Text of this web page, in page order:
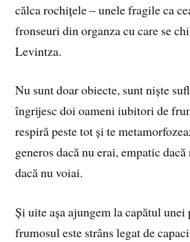
călca rochițele – unele fragile ca
fronseuri din organza cu care se
Levintza.
Nu sunt doar obiecte, sunt niște
îngrijesc doi oameni iubitori de
respiră peste tot și te
generos dacă nu erai, empatic
dacă nu voiai.
Și uite așa ajungem la capătul unei
frumosul este strâns legat de